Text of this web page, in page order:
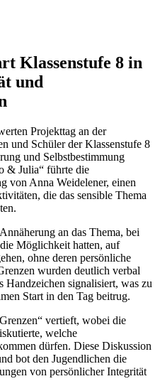
Klassenstufe 8 in
und
Projekttag an der
und Schüler der Klassenstufe 8
und Selbstbestimmung
& Julia“ führte die
von Anna Weidelener, einen
die das sensible Thema
an das Thema, bei
Möglichkeit hatten, auf
ohne deren persönliche
wurden deutlich verbal
signalisiert, was zu
Start in den Tag beitrug.
vertieft, wobei die
welche
dürfen. Diese Diskussion
bot den Jugendlichen die
von persönlicher Integrität